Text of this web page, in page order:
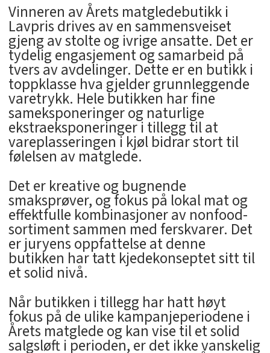
Vinneren av Årets matgledebutikk i
Lavpris drives av en sammensveiset
gjeng av stolte og ivrige ansatte. Det er
tydelig engasjement og samarbeid på
tvers av avdelinger. Dette er en butikk i
toppklasse hva gjelder grunnleggende
varetrykk. Hele butikken har fine
sameksponeringer og naturlige
ekstraeksponeringer i tillegg til at
vareplasseringen i kjøl bidrar stort til
følelsen av matglede.
Det er kreative og bugnende
smaksprøver, og fokus på lokal mat og
effektfulle kombinasjoner av nonfood-
sortiment sammen med ferskvarer. Det
er juryens oppfattelse at denne
butikken har tatt kjedekonseptet sitt til
et solid nivå.
Når butikken i tillegg har hatt høyt
fokus på de ulike kampanjeperiodene i
Årets matglede og kan vise til et solid
salgsløft i perioden, er det ikke vanskelig